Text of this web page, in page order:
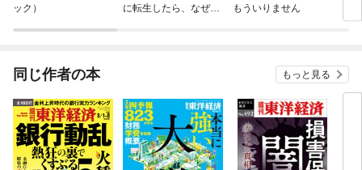
ック）
に転生したら、なぜか
もういりません
同じ作者の本 もっと見る